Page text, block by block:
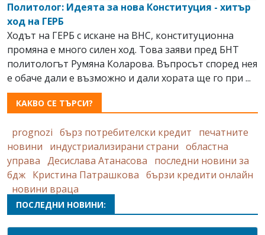
Политолог: Идеята за нова Конституция - хитър
ход на ГЕРБ
Ходът на ГЕРБ с искане на ВНС, конституционна
промяна е много силен ход. Това заяви пред БНТ
политологът Румяна Коларова. Въпросът според нея
е обаче дали е възможно и дали хората ще го при ...
КАКВО СЕ ТЪРСИ?
prognozi бърз потребителски кредит
печатните
новини
индустриализирани страни областна
управа Десислава Атанасова
последни новини за
бдж Кристина Патрашкова бързи кредити онлайн
новини враца
ПОСЛЕДНИ НОВИНИ: